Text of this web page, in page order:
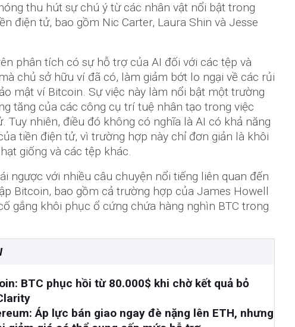
thu hút sự chú ý từ các nhân vật nổi bật trong
điện tử, bao gồm Nic Carter, Laura Shin và Jesse
phân tích có sự hỗ trợ của AI đối với các tệp và
chủ sở hữu ví đã có, làm giảm bớt lo ngại về các rủi
mật ví Bitcoin. Sự việc này làm nổi bật một trường
tăng của các công cụ trí tuệ nhân tạo trong việc
Tuy nhiên, điều đó không có nghĩa là AI có khả năng
tiền điện tử, vì trường hợp này chỉ đơn giản là khôi
giống và các tệp khác.
ngược với nhiều câu chuyện nổi tiếng liên quan đến
Bitcoin, bao gồm cả trường hợp của James Howell
gắng khôi phục ổ cứng chứa hàng nghìn BTC trong
BTC phục hồi từ 80.000$ khi chờ kết quả bỏ
Áp lực bán giao ngay đè nặng lên ETH, nhưng